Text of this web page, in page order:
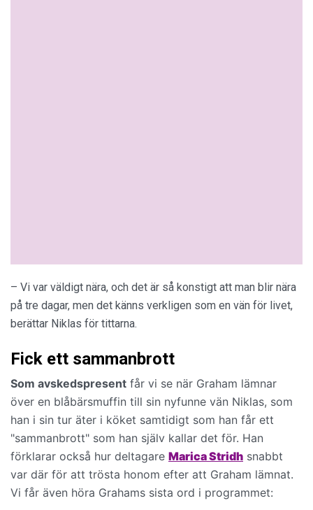
– Vi var väldigt nära, och det är så konstigt att man blir nära
på tre dagar, men det känns verkligen som en vän för livet,
berättar Niklas för tittarna.
Fick ett sammanbrott
Som avskedspresent får vi se när Graham lämnar
över en blåbärsmuffin till sin nyfunne vän Niklas, som
han i sin tur äter i köket samtidigt som han får ett
"sammanbrott" som han själv kallar det för. Han
förklarar också hur deltagare Marica Stridh snabbt
var där för att trösta honom efter att Graham lämnat.
Vi får även höra Grahams sista ord i programmet: